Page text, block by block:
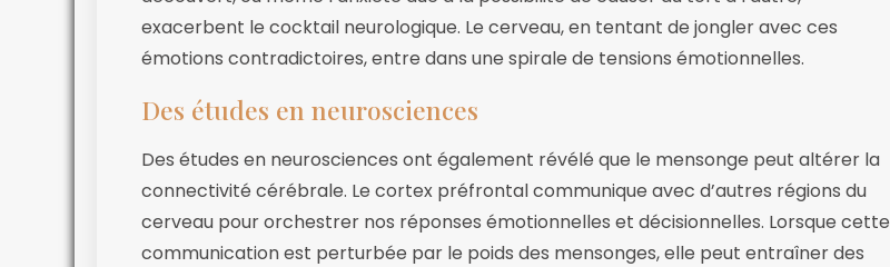
exacerbent le cocktail neurologique. Le cerveau, en tentant de jongler avec ces
émotions contradictoires, entre dans une spirale de tensions émotionnelles.
Des études en neurosciences
Des études en neurosciences ont également révélé que le mensonge peut altérer la
connectivité cérébrale. Le cortex préfrontal communique avec d’autres régions du
cerveau pour orchestrer nos réponses émotionnelles et décisionnelles. Lorsque cette
communication est perturbée par le poids des mensonges, elle peut entraîner des